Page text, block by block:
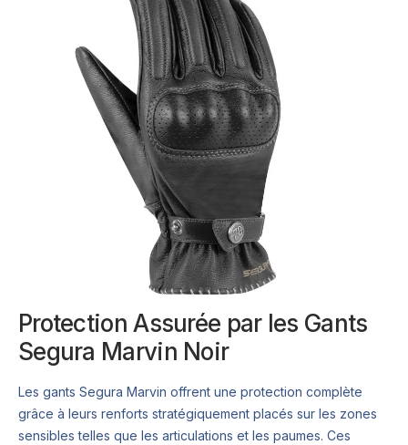
Protection Assurée par les Gants
Segura Marvin Noir
Les gants Segura Marvin offrent une protection complète
grâce à leurs renforts stratégiquement placés sur les zones
sensibles telles que les articulations et les paumes. Ces